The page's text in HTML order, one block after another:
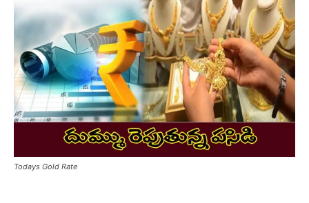
Todays Gold Rate